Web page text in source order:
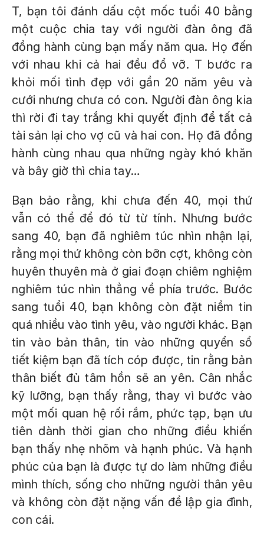
T, bạn tôi đánh dấu cột mốc tuổi 40 bằng
một cuộc chia tay với người đàn ông đã
đồng hành cùng bạn mấy năm qua. Họ đến
với nhau khi cả hai đều đổ vỡ. T bước ra
khỏi mối tình đẹp với gần 20 năm yêu và
cưới nhưng chưa có con. Người đàn ông kia
thì rời đi tay trắng khi quyết định để tất cả
tài sản lại cho vợ cũ và hai con. Họ đã đồng
hành cùng nhau qua những ngày khó khăn
và bây giờ thì chia tay…
Bạn bảo rằng, khi chưa đến 40, mọi thứ
vẫn có thể để đó từ từ tính. Nhưng bước
sang 40, bạn đã nghiêm túc nhìn nhận lại,
rằng mọi thứ không còn bỡn cợt, không còn
huyên thuyên mà ở giai đoạn chiêm nghiệm
nghiêm túc nhìn thẳng về phía trước. Bước
sang tuổi 40, bạn không còn đặt niềm tin
quá nhiều vào tình yêu, vào người khác. Bạn
tin vào bản thân, tin vào những quyển sổ
tiết kiệm bạn đã tích cóp được, tin rằng bản
thân biết đủ tâm hồn sẽ an yên. Cân nhắc
kỹ lưỡng, bạn thấy rằng, thay vì bước vào
một mối quan hệ rối rắm, phức tạp, bạn ưu
tiên dành thời gian cho những điều khiến
bạn thấy nhẹ nhõm và hạnh phúc. Và hạnh
phúc của bạn là được tự do làm những điều
mình thích, sống cho những người thân yêu
và không còn đặt nặng vấn đề lập gia đình,
con cái.